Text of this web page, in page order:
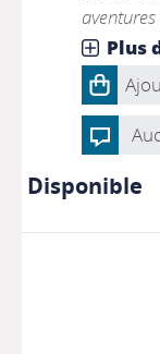
Plus
Disponible